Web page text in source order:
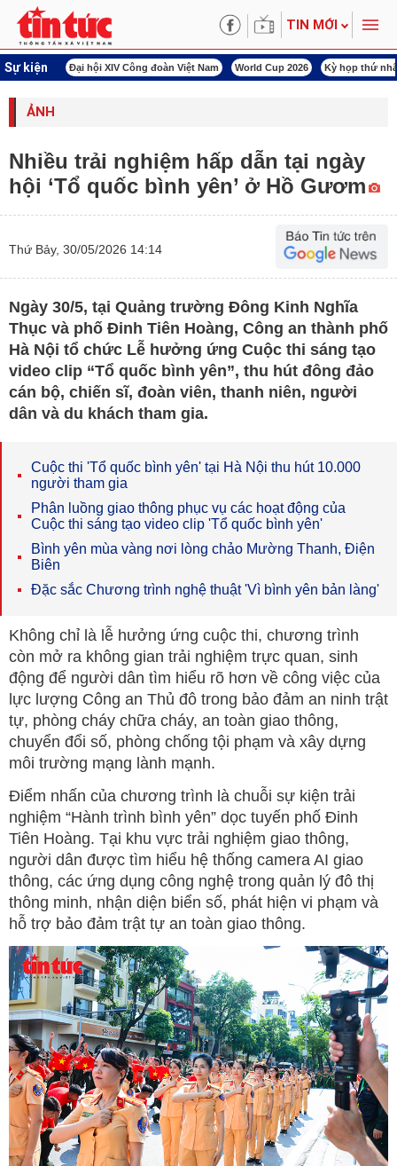
TIN MỚI
Sự kiện
ngày đêm Đại hội XIV Công đoàn Việt Nam World Cup 2026 Kỳ họp thứ
ẢNH
Nhiều trải nghiệm hấp dẫn tại ngày
hội ‘Tổ quốc bình yên’ ở Hồ Gươm
Thứ Bảy, 30/05/2026 14:14
Ngày 30/5, tại Quảng trường Đông Kinh Nghĩa
Thục và phố Đinh Tiên Hoàng, Công an thành phố
Hà Nội tổ chức Lễ hưởng ứng Cuộc thi sáng tạo
video clip “Tổ quốc bình yên”, thu hút đông đảo
cán bộ, chiến sĩ, đoàn viên, thanh niên, người
dân và du khách tham gia.
Cuộc thi 'Tổ quốc bình yên' tại Hà Nội thu hút 10.000
người tham gia
Phân luồng giao thông phục vụ các hoạt động của
Cuộc thi sáng tạo video clip 'Tổ quốc bình yên'
Bình yên mùa vàng nơi lòng chảo Mường Thanh, Điện
Biên
Đặc sắc Chương trình nghệ thuật 'Vì bình yên bản làng'
Không chỉ là lễ hưởng ứng cuộc thi, chương trình
còn mở ra không gian trải nghiệm trực quan, sinh
động để người dân tìm hiểu rõ hơn về công việc của
lực lượng Công an Thủ đô trong bảo đảm an ninh trật
tự, phòng cháy chữa cháy, an toàn giao thông,
chuyển đổi số, phòng chống tội phạm và xây dựng
môi trường mạng lành mạnh.
Điểm nhấn của chương trình là chuỗi sự kiện trải
nghiệm “Hành trình bình yên” dọc tuyến phố Đinh
Tiên Hoàng. Tại khu vực trải nghiệm giao thông,
người dân được tìm hiểu hệ thống camera AI giao
thông, các ứng dụng công nghệ trong quản lý đô thị
thông minh, nhận diện biển số, phát hiện vi phạm và
hỗ trợ bảo đảm trật tự an toàn giao thông.